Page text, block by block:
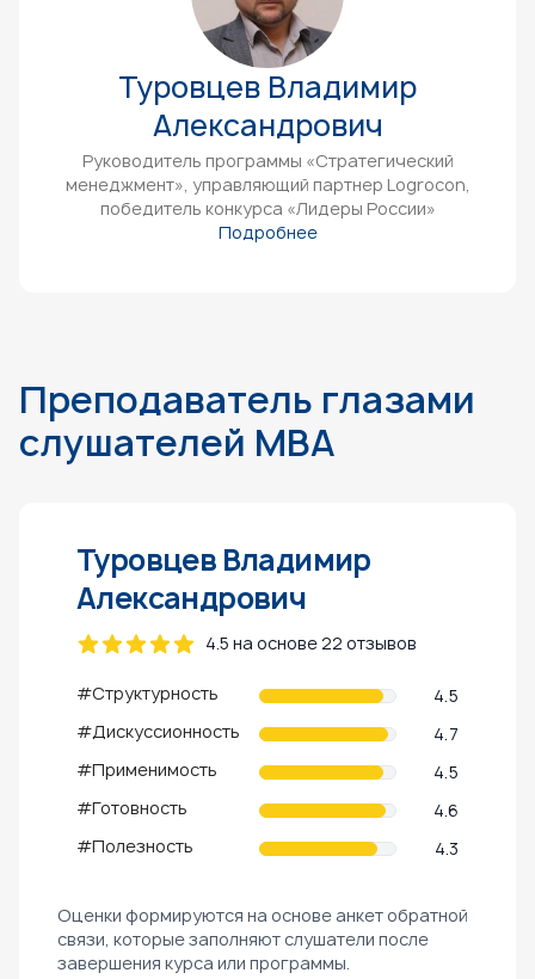
Туровцев Владимир
Александрович
Руководитель программы «Стратегический
менеджмент», управляющий партнер Logrocon,
победитель конкурса «Лидеры России»
Подробнее
Преподаватель глазами
слушателей MBA
Туровцев Владимир
Александрович
4.5 на основе 22 отзывов
#Структурность
4.5
#Дискуссионность
4.7
#Применимость
4.5
#Готовность
4.6
#Полезность
4.3
Оценки формируются на основе анкет обратной
связи, которые заполняют слушатели после
завершения курса или программы.